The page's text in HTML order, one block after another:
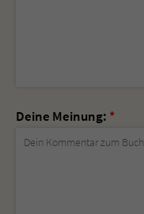
Deine Meinung: *